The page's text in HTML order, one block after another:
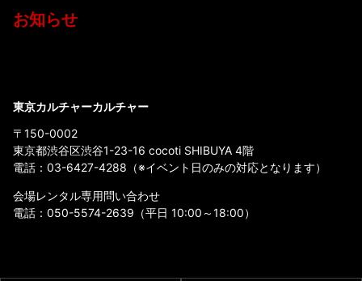
お知らせ
東京カルチャーカルチャー
〒150-0002
東京都渋谷区渋谷1-23-16 cocoti SHIBUYA 4階
電話： 03-6427-4288 （※イベント日のみの対応となります）
会場レンタル専用問い合わせ
電話： 050-5574-2639 （平日 10:00～18:00）